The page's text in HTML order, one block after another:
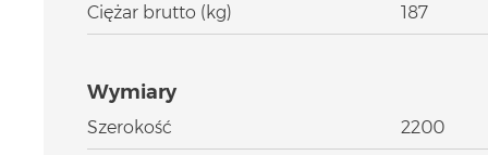
Ciężar brutto (kg) 187
Wymiary
Szerokość 2200